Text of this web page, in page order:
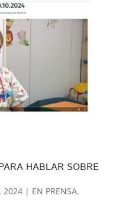
HABLAR SOBRE
2024| EN PRENSA,